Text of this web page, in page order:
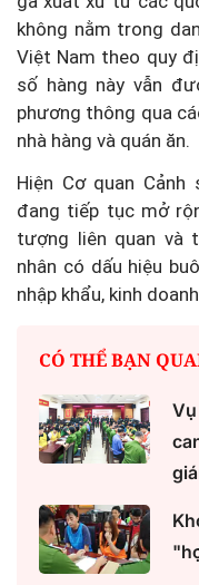
không nằm trong
Việt Nam theo quy
số hàng này vẫn
phương thông qua
nhà hàng và quán ăn.
Hiện Cơ quan
đang tiếp tục mở
tượng liên quan và
nhân có dấu hiệu
nhập khẩu, kinh
CÓ THỂ BẠN